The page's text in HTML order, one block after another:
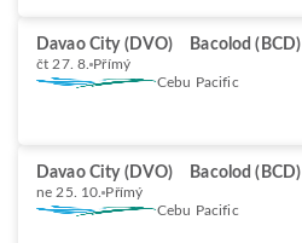
Davao City (DVO) Bacolod (BCD)
čt 27. 8. Přímý
Cebu Pacific
Davao City (DVO) Bacolod (BCD)
ne 25. 10. Přímý
Cebu Pacific